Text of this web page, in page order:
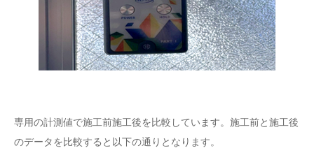
専用の計測値で施工前施工後を比較しています。施工前と施工後
のデータを比較すると以下の通りとなります。